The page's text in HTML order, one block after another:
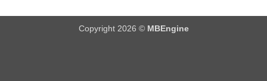
Copyright 2026 © MBEngine